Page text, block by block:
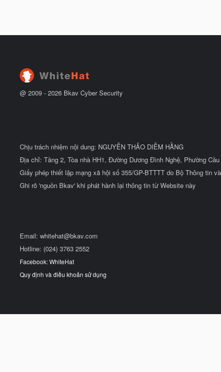
@ 2009 - 2026 Bkav Cyber Security
Chịu trách nhiệm nội dung: NGUYỄN THẢO DIỄM HẰNG
Địa chỉ: Tầng 2, Tòa nhà HH1, Đường Dương Đình Nghệ, Phường
Giấy phép thiết lập mạng xã hội số 355/GP-BTTTT do Bộ Thông tin
Ghi rõ 'nguồn Bkav' khi phát hành lại thông tin từ Website này
Email: whitehat@bkav.com
Hotline: (024) 3763 2552
Facebook: WhiteHat
Quy định và điều khoản sử dụng